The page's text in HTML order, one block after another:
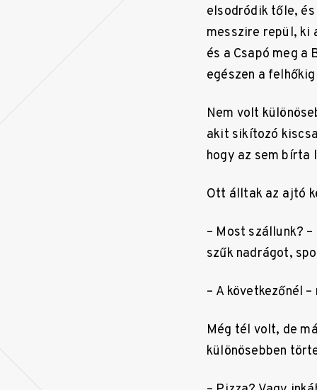
elsodródik tőle,
messzire repül, ki
és a Csapó meg
egészen a
Nem volt
akit sikítozó
hogy az sem
Ott álltak az ajtó
– Most szállunk?
szűk nadrágot,
– A következőnél
Még tél volt, de
különösebben